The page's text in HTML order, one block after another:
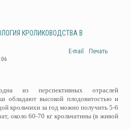
КРОЛИКОВОДСТВА В
Печать
E-mail
из перспективных отраслей
обладают высокой плодовитостью и
крольчихи за год можно получить 5-6
около 60-70 кг крольчатины (в живой